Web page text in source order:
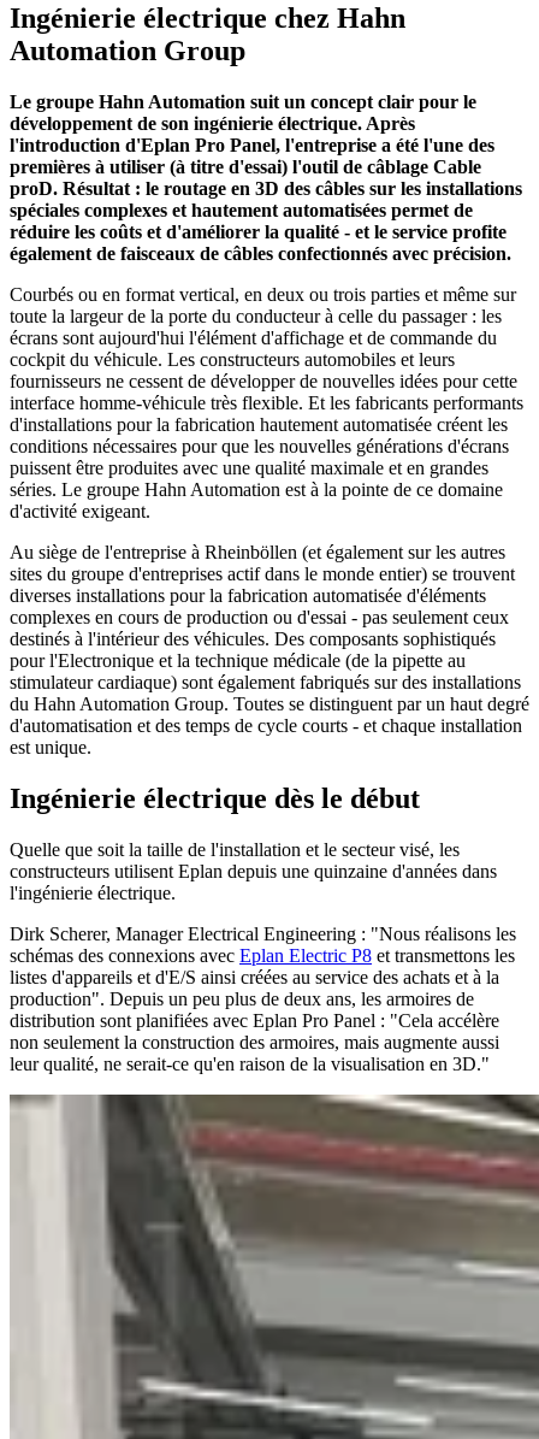
Ingénierie électrique chez Hahn
Automation Group
Le groupe Hahn Automation suit un concept clair pour le
développement de son ingénierie électrique. Après
l'introduction d'Eplan Pro Panel, l'entreprise a été l'une des
premières à utiliser (à titre d'essai) l'outil de câblage Cable
proD. Résultat : le routage en 3D des câbles sur les installations
spéciales complexes et hautement automatisées permet de
réduire les coûts et d'améliorer la qualité - et le service profite
également de faisceaux de câbles confectionnés avec précision.
Courbés ou en format vertical, en deux ou trois parties et même sur
toute la largeur de la porte du conducteur à celle du passager : les
écrans sont aujourd'hui l'élément d'affichage et de commande du
cockpit du véhicule. Les constructeurs automobiles et leurs
fournisseurs ne cessent de développer de nouvelles idées pour cette
interface homme-véhicule très flexible. Et les fabricants performants
d'installations pour la fabrication hautement automatisée créent les
conditions nécessaires pour que les nouvelles générations d'écrans
puissent être produites avec une qualité maximale et en grandes
séries. Le groupe Hahn Automation est à la pointe de ce domaine
d'activité exigeant.
Au siège de l'entreprise à Rheinböllen (et également sur les autres
sites du groupe d'entreprises actif dans le monde entier) se trouvent
diverses installations pour la fabrication automatisée d'éléments
complexes en cours de production ou d'essai - pas seulement ceux
destinés à l'intérieur des véhicules. Des composants sophistiqués
pour l'Electronique et la technique médicale (de la pipette au
stimulateur cardiaque) sont également fabriqués sur des installations
du Hahn Automation Group. Toutes se distinguent par un haut degré
d'automatisation et des temps de cycle courts - et chaque installation
est unique.
Ingénierie électrique dès le début
Quelle que soit la taille de l'installation et le secteur visé, les
constructeurs utilisent Eplan depuis une quinzaine d'années dans
l'ingénierie électrique.
Dirk Scherer, Manager Electrical Engineering : "Nous réalisons les
schémas des connexions avec Eplan Electric P8 et transmettons les
listes d'appareils et d'E/S ainsi créées au service des achats et à la
production". Depuis un peu plus de deux ans, les armoires de
distribution sont planifiées avec Eplan Pro Panel : "Cela accélère
non seulement la construction des armoires, mais augmente aussi
leur qualité, ne serait-ce qu'en raison de la visualisation en 3D."